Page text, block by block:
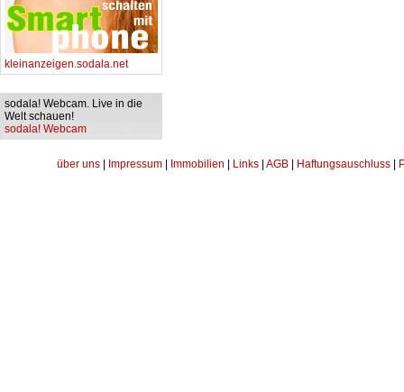
kleinanzeigen.sodala.net
sodala! Webcam. Live in die
Welt schauen!
sodala! Webcam
über uns Impressum Immobilien Links AGB Haftungsauschluss